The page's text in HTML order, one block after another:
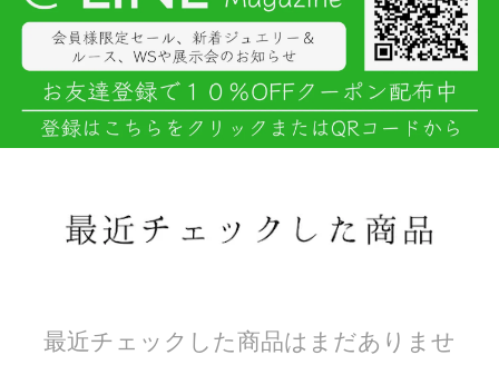
最近チェックした商品はまだありませ